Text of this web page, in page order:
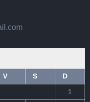
V S
D
1